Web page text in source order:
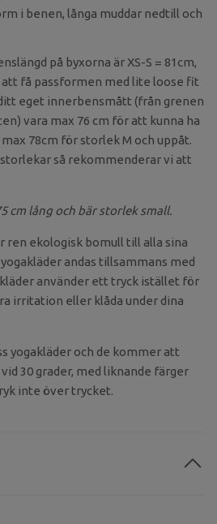
i benen, långa muddar nedtill och
på byxorna är XS-S = 81cm,
att få passformen med lite loose fit
eget innerbensmått (från grenen
vara max 76 cm för att kunna ha
78cm för storlek M och uppåt.
så rekommenderar vi att
cm lång och bär storlek small.
ren ekologisk bomull till alla sina
andas tillsammans med
använder ett tryck istället för
irritation eller klåda under dina
yogakläder och de kommer att
30 grader, med liknande färger
inte över trycket.